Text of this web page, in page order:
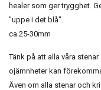
healer som ger trygghet.
"uppe i det blå".
ca 25-30mm
Tänk på att alla våra
ojämnheter kan
Även om alla stenar och